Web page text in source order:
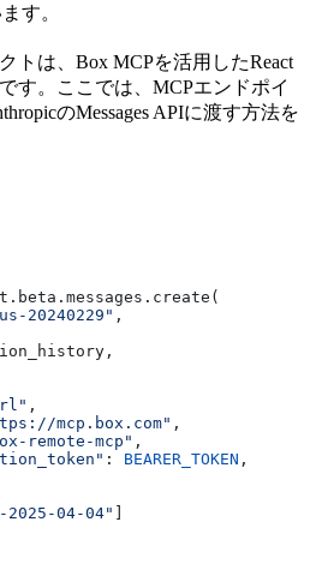
す。
トは、Box MCPを活用したReact
す。ここでは、MCPエンドポイ
のMessages APIに渡す方法を
20240229" ,
,
mcp.box.com" ,
remote-mcp" ,
: BEARER_TOKEN ,
04-04"